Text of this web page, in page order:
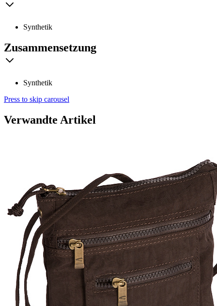
Synthetik
Zusammensetzung
Synthetik
Press to skip carousel
Verwandte Artikel